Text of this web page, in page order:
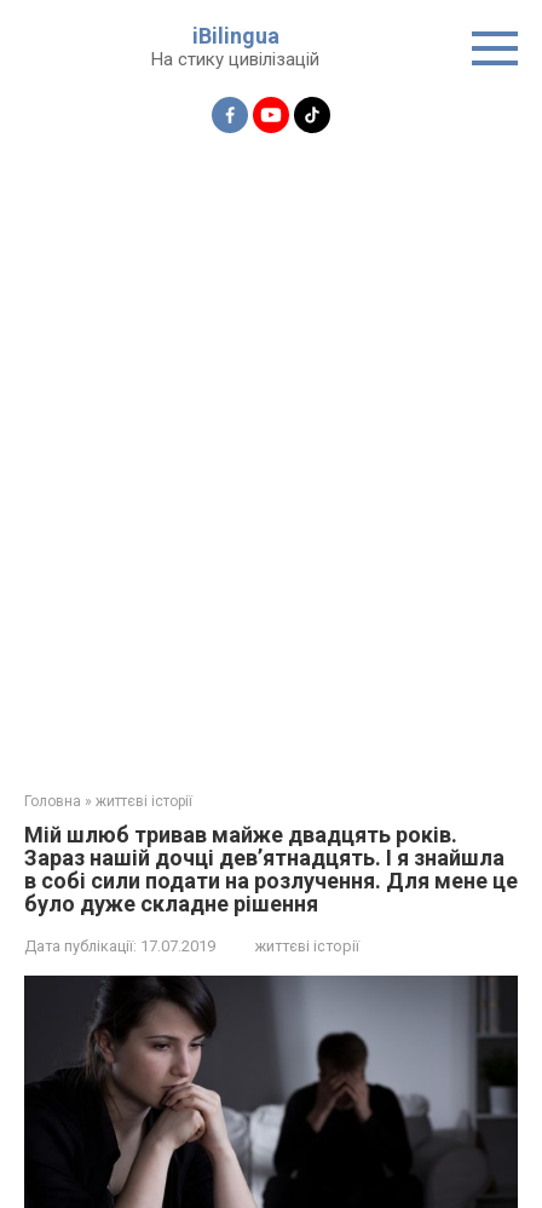
iBilingua
На стику цивілізацій
Головна » життєві історії
Мій шлюб тривав майже двадцять років.
Зараз нашій дочці дев’ятнадцять. І я знайшла
в собі сили подати на розлучення. Для мене це
було дуже складне рішення
Дата публікації: 17.07.2019 життєві історії